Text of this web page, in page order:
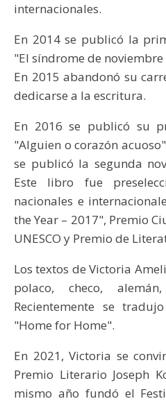
internacionales.
En 2014 se publicó la
"El síndrome de
En 2015 abandonó su
dedicarse a la escritura.
En 2016 se publicó su
"Alguien o corazón
se publicó la segunda
Este libro fue
nacionales e
the Year – 2017", Premio
UNESCO y Premio de
Los textos de Victoria
polaco, checo,
Recientemente se
"Home for Home".
En 2021, Victoria se
Premio Literario Joseph
mismo año fundó el